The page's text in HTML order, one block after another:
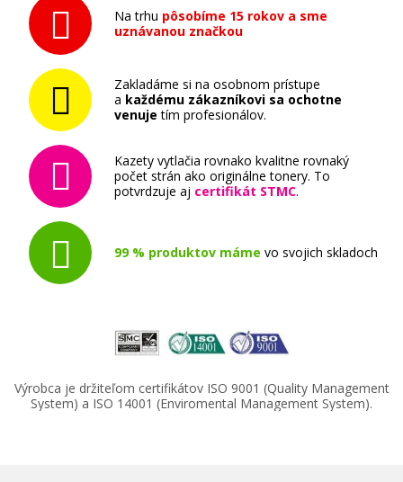
Originálna náplň
17,90 €
Originálna náplň Canon PGI-1500BK XL
Originálna náplň
Na trhu pôsobíme 15 rokov a sme
uznávanou značkou
Zakladáme si na osobnom prístupe
a každému zákazníkovi sa ochotne
venuje tím profesionálov.
Kazety vytlačia rovnako kvalitne rovnaký
počet strán ako originálne tonery. To
potvrdzuje aj certifikát STMC.
99 % produktov máme vo svojich skladoch
Výrobca je držiteľom certifikátov ISO 9001 (Quality Management
System) a ISO 14001 (Enviromental Management System).